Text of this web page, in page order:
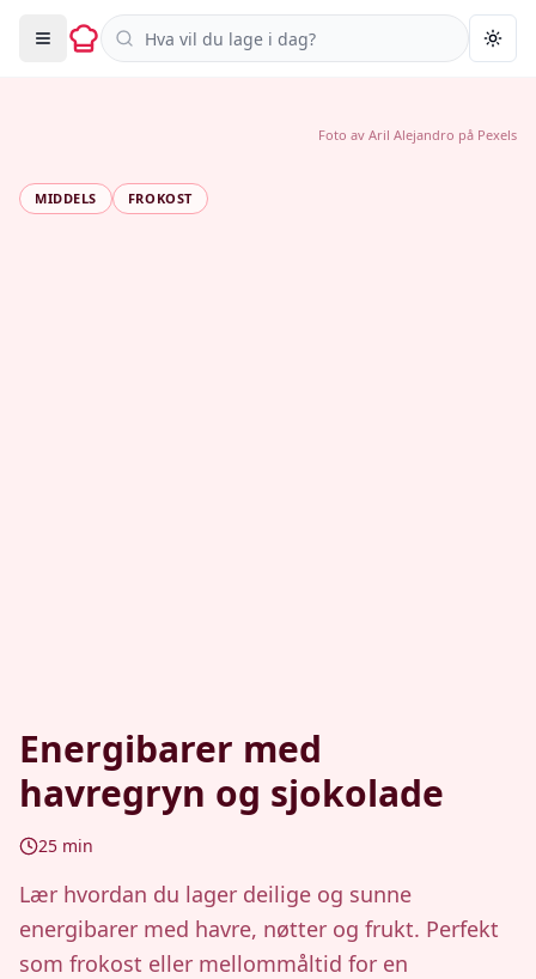
Søk i oppskrifter
MIDDELS FROKOST
Energibarer med
havregryn og sjokolade
25 min
Lær hvordan du lager deilige og sunne
energibarer med havre, nøtter og frukt. Perfekt
som frokost eller mellommåltid for en
Foto av Aril Alejandro på Pexels